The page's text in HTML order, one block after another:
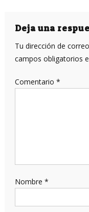
entradas
Deja una
Tu dirección de
campos obligatorios
Comentario *
Nombre *